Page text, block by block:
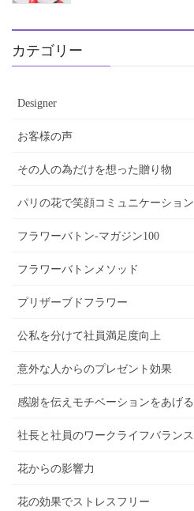
カテゴリー
Designer
お客様の声
その人の為だけを想った贈り物
パリの花で笑顔コミュニケーション
フラワーバトン-マガジン100
フラワーバトンメソッド
プリザーブドフラワー
公私を分けて社員満足度向上
意外な人からのプレゼント効果
感謝を伝えモチベーションをあげる
社長と社員のワークライフバランス
花からの影響力
花の効果でストレスフリー